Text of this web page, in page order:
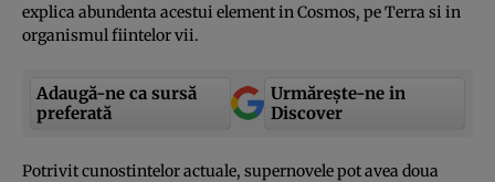
explica abundenta acestui element in Cosmos, pe Terra si in
organismul fiintelor vii.
Adaugă-ne ca sursă
preferată
Urmărește-ne in
Discover
Potrivit cunostintelor actuale, supernovele pot avea doua